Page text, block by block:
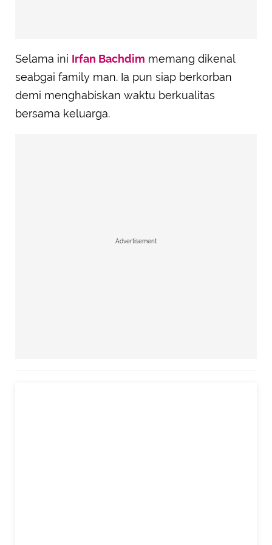
Selama ini Irfan Bachdim memang dikenal
seabgai family man. Ia pun siap berkorban
demi menghabiskan waktu berkualitas
bersama keluarga.
Advertisement